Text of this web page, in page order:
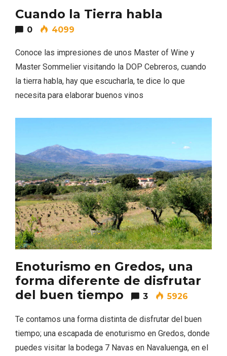
Cuando la Tierra habla
0 4099
Conoce las impresiones de unos Master of Wine y
Master Sommelier visitando la DOP Cebreros, cuando
la tierra habla, hay que escucharla, te dice lo que
necesita para elaborar buenos vinos
Enoturismo en Gredos, una
forma diferente de disfrutar
del buen tiempo
3 5926
Te contamos una forma distinta de disfrutar del buen
tiempo; una escapada de enoturismo en Gredos, donde
puedes visitar la bodega 7 Navas en Navaluenga, en el
En marzo, vuelve la mejor gastronomía
de la Trufa Negra de Soria